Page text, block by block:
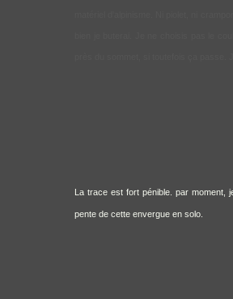
La trace est fort pénible. par moment,
pente de cette envergue en solo.